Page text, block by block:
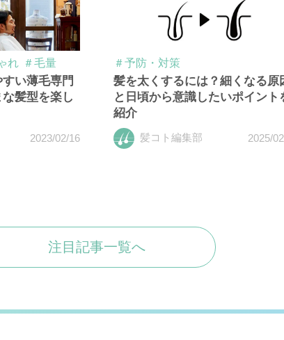
れ ＃毛量
い薄毛専門
髪型を楽し
2023/02/16
＃予防・対策
髪を太くするには？細くなる原
と日頃から意識したいポイント
紹介
髪コト編集部 2025/
注目記事一覧へ